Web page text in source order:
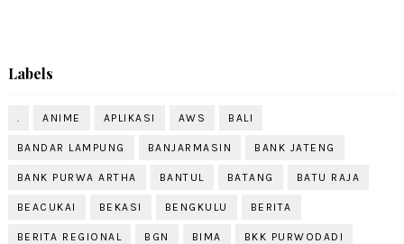
Labels
ANIME APLIKASI AWS BALI
BANDAR LAMPUNG BANJARMASIN BANK JATENG
BANK PURWA ARTHA BANTUL BATANG BATU RAJA
BEACUKAI BEKASI BENGKULU BERITA
BERITA REGIONAL BGN BIMA BKK PURWODADI